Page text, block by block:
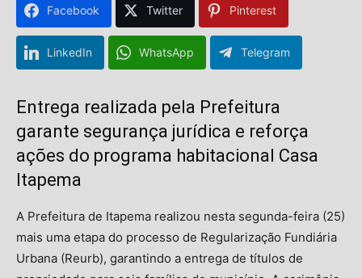
Facebook Twitter Pinterest
LinkedIn WhatsApp Telegram
Entrega realizada pela Prefeitura
garante segurança jurídica e reforça
ações do programa habitacional Casa
Itapema
A Prefeitura de Itapema realizou nesta segunda-feira (25)
mais uma etapa do processo de Regularização Fundiária
Urbana (Reurb), garantindo a entrega de títulos de